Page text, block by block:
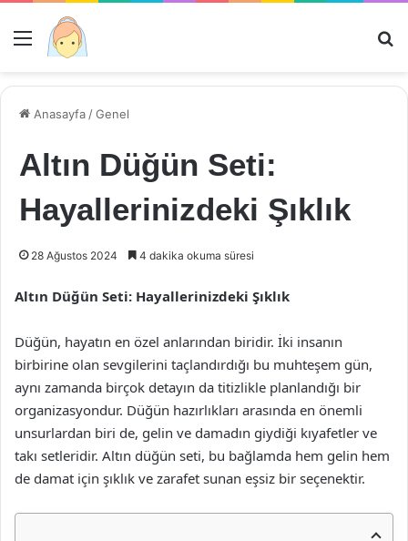
Menü
Anasayfa /Genel
Altın Düğün Seti:
Hayallerinizdeki Şıklık
28 Ağustos 2024 4 dakika okuma süresi
Altın Düğün Seti: Hayallerinizdeki Şıklık
Düğün, hayatın en özel anlarından biridir. İki insanın
birbirine olan sevgilerini taçlandırdığı bu muhteşem gün,
aynı zamanda birçok detayın da titizlikle planlandığı bir
organizasyondur. Düğün hazırlıkları arasında en önemli
unsurlardan biri de, gelin ve damadın giydiği kıyafetler ve
takı setleridir. Altın düğün seti, bu bağlamda hem gelin hem
de damat için şıklık ve zarafet sunan eşsiz bir seçenektir.